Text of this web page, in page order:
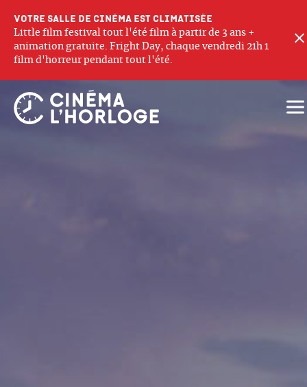
Votre salle de cinéma est climatisée
Little film festival tout l'été film à partir de 3 ans +
animation gratuite. Fright Day, chaque vendredi 21h 1
film d'horreur pendant tout l'été.